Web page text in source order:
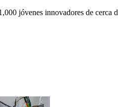
jóvenes innovadores de cerca